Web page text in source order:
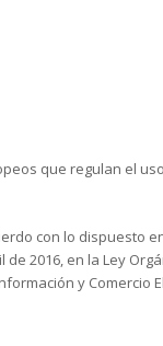
que regulan el
con lo dispuesto
2016, en la Ley
y Comercio